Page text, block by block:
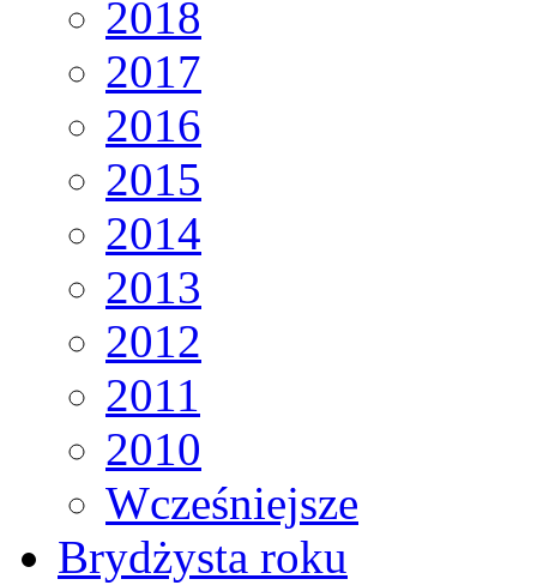
2018
2017
2016
2015
2014
2013
2012
2011
2010
Wcześniejsze
Brydżysta roku